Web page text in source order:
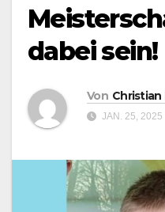
dabei sein!
Von Christian
JAN. 25, 2025